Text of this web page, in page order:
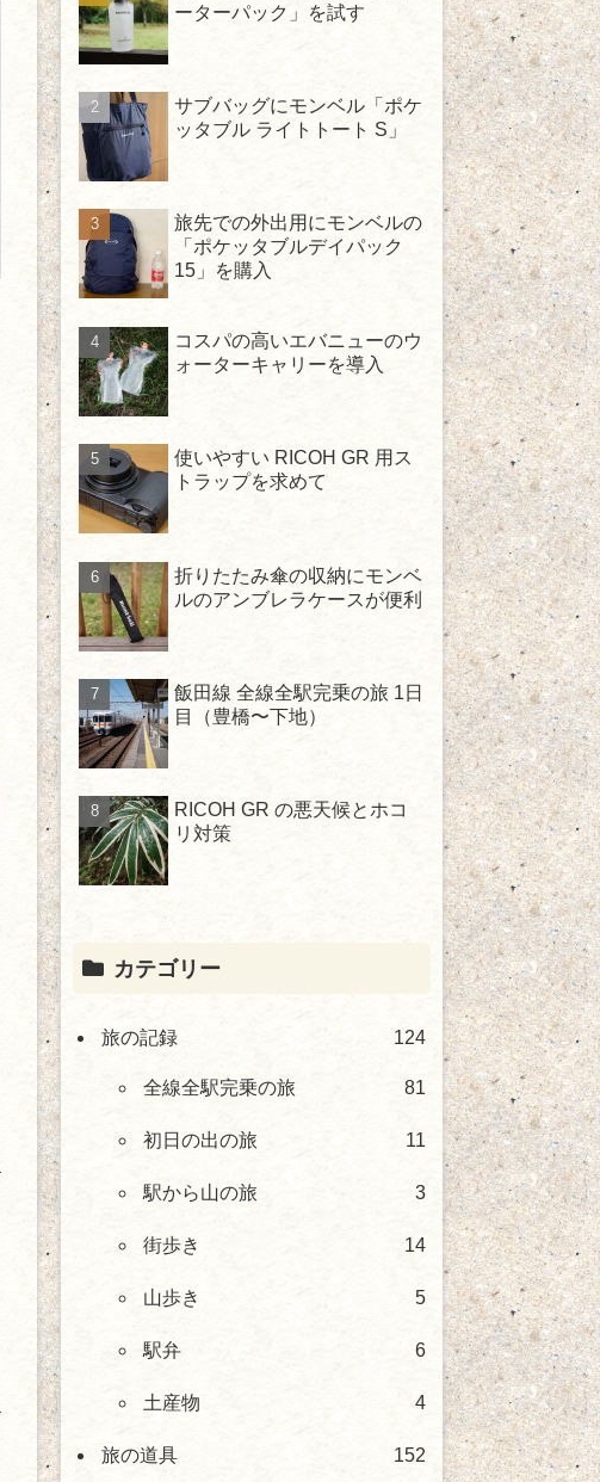
ーターパック」を試す
サブバッグにモンベル「ポケ
ッタブル ライトトート S」
旅先での外出用にモンベルの
「ポケッタブルデイパック
15」を購入
コスパの高いエバニューのウ
ォーターキャリーを導入
使いやすい RICOH GR 用ス
トラップを求めて
折りたたみ傘の収納にモンベ
ルのアンブレラケースが便利
飯田線 全線全駅完乗の旅 1日
目（豊橋〜下地）
RICOH GR の悪天候とホコ
リ対策
カテゴリー
旅の記録 124
全線全駅完乗の旅 81
初日の出の旅 11
駅から山の旅 3
街歩き 14
山歩き 5
駅弁 6
土産物 4
旅の道具 152